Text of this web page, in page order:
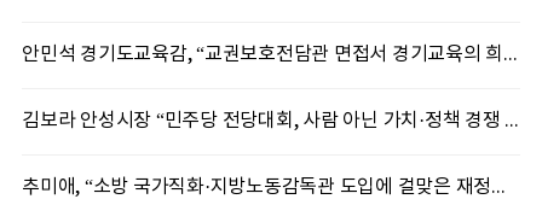
안민석 경기도교육감, “교권보호전담관 면접서 경기교육의 희망 봤다”
김보라 안성시장 “민주당 전당대회, 사람 아닌 가치·정책 경쟁 돼야”
추미애, “소방 국가직화·지방노동감독관 도입에 걸맞은 재정체계 완성해야”